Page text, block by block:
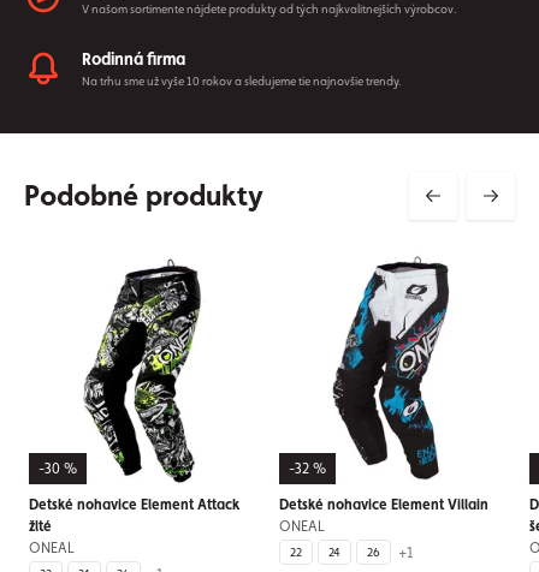
V našom sortimente nájdete produkty od tých najkvalitnejších výrobcov.
Rodinná firma
Na trhu sme už vyše 10 rokov a sledujeme tie najnovšie trendy.
Podobné produkty
-30 %
Detské nohavice Element Attack
žlté
ONEAL
-32 %
Detské nohavice Element Villain
ONEAL
22 24 26 +1